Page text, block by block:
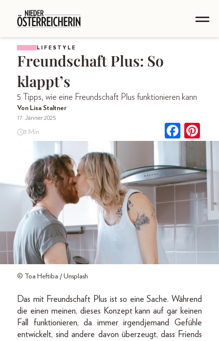
LIFESTYLE
Freundschaft Plus: So
klappt’s
5 Tipps, wie eine Freundschaft Plus funktionieren kann
Von Lisa Staltner
17. Jänner 2025
3 Min.
© Toa Heftiba / Unsplash
Das mit Freundschaft Plus ist so eine Sache. Während
die einen meinen, dieses Konzept kann auf gar keinen
Fall funktionieren, da immer irgendjemand Gefühle
entwickelt, sind andere davon überzeugt, dass Friends